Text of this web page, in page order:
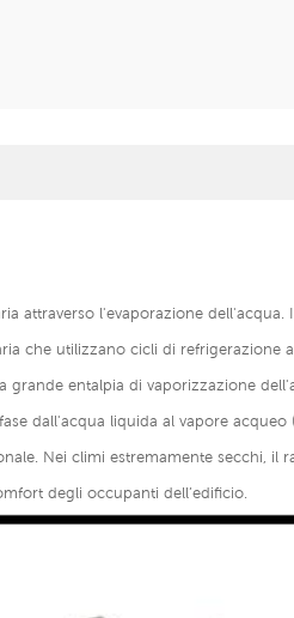
attraverso l'evaporazione
che utilizzano cicli di refrigerazione
entalpia di vaporizzazione
dall'acqua liquida al vapore
Nei climi estremamente secchi, il
degli occupanti dell’edificio.